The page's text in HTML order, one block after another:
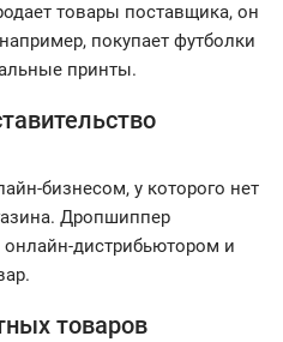
товары поставщика, он
покупает футболки
принты.
бизнесом, у которого нет
Дропшиппер
дистрибьютором и
товаров